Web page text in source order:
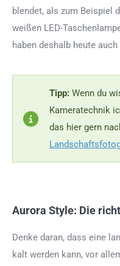
blendet, als zum Beispiel
weißen LED-
haben deshalb heute
Tipp: Wenn du
Kameratechnik
das hier gern
Aurora Style: Die
Denke daran, dass eine
kalt werden kann, vor